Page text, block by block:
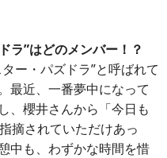
ラ”はどのメンバー！？
ー・パズドラ”と呼ばれて
最近、一番夢中になって
、櫻井さんから「今日も
摘されていただけあっ
中も、わずかな時間を惜